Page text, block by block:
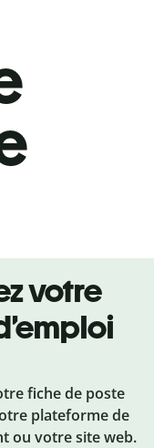
votre
fiche de poste
plateforme de
ou votre site web.